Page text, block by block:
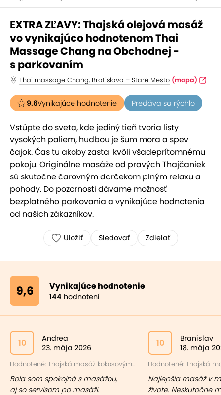
EXTRA ZĽAVY: Thajská olejová masáž
vo vynikajúco hodnotenom Thai
Massage Chang na Obchodnej -
s parkovaním
Thai massage Chang, Bratislava – Staré Mesto (mapa)
9.6Vynikajúce hodnotenie Predáva sa rýchlo
Vstúpte do sveta, kde jediný tieň tvoria listy
vysokých paliem, hudbou je šum mora a spev
čajok. Čas tu akoby zastal kvôli všadeprítomnému
pokoju. Originálne masáže od pravých Thajčaniek
sú skutočne čarovným darčekom plným relaxu a
pohody. Do pozornosti dávame možnosť
bezplatného parkovania a vynikajúce hodnotenia
od našich zákazníkov.
Uložiť Sledovať Zdielať
9,6 Vynikajúce hodnotenie
144 hodnotení
10
Andrea
23. mája 2026
Hodnotené: Thajská masáž kokosovým...
Bola som spokojná s masážou,
aj so servisom po masáži.
10
Branislav
18. mája
Hodnotené: Thajská
Najlepšia masáž v
živote. Neskutočne